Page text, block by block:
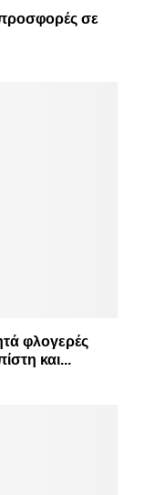
σε
φλογερές
και...